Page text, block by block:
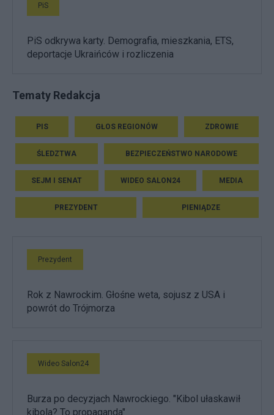
PiS
PiS odkrywa karty. Demografia, mieszkania, ETS,
deportacje Ukraińców i rozliczenia
Tematy Redakcja
PIS GŁOS REGIONÓW ZDROWIE
ŚLEDZTWA BEZPIECZEŃSTWO NARODOWE
SEJM I SENAT WIDEO SALON24 MEDIA
PREZYDENT PIENIĄDZE
Prezydent
Rok z Nawrockim. Głośne weta, sojusz z USA i
powrót do Trójmorza
Wideo Salon24
Burza po decyzjach Nawrockiego. "Kibol ułaskawił
kibola? To propaganda"